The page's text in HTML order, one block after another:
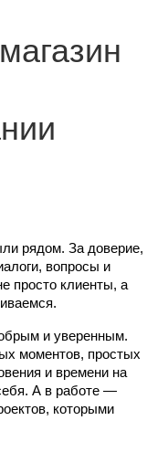
рядом. За доверие,
вопросы и
просто клиенты, а
и уверенным.
моментов, простых
и времени на
А в работе —
которыми